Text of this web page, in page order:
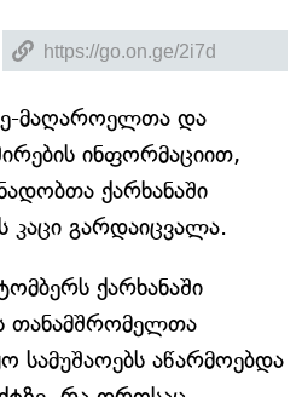
მაღაროელთა და
ინფორმაციით,
ქარხანაში
გარდაიცვალა.
ქარხანაში
თანამშრომელთა
სამუშაოებს აწარმოებდა